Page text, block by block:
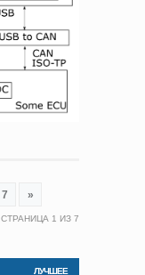
7 »
СТРАНИЦА 1 ИЗ 7
ЛУЧШЕЕ